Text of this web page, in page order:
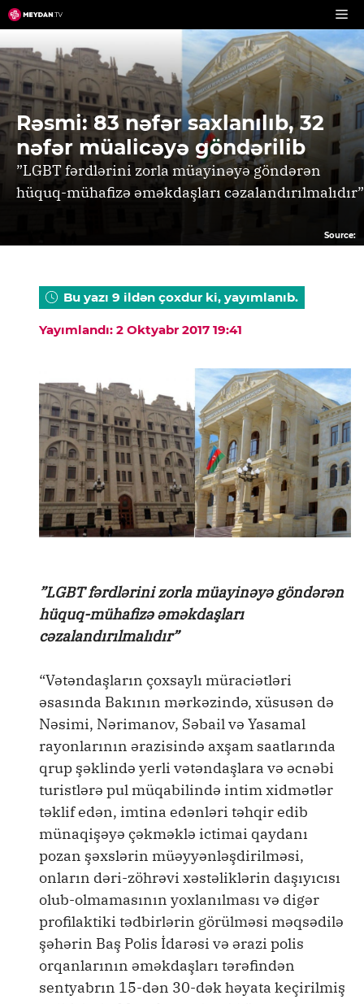
Skip
to
content
Rəsmi: 83 nəfər saxlanılıb, 32
nəfər müalicəyə göndərilib
”LGBT fərdlərini zorla müayinəyə göndərən
hüquq-mühafizə əməkdaşları cəzalandırılmalıdır”
Source:
Bu yazı 9 ildən çoxdur ki, yayımlanıb.
Yayımlandı: 2 Oktyabr 2017 19:41
”LGBT fərdlərini zorla müayinəyə göndərən
hüquq-mühafizə əməkdaşları
cəzalandırılmalıdır”
“Vətəndaşların çoxsaylı müraciətləri
əsasında Bakının mərkəzində, xüsusən də
Nəsimi, Nərimanov, Səbail və Yasamal
rayonlarının ərazisində axşam saatlarında
qrup şəklində yerli vətəndaşlara və əcnəbi
turistlərə pul müqabilində intim xidmətlər
təklif edən, imtina edənləri təhqir edib
münaqişəyə çəkməklə ictimai qaydanı
pozan şəxslərin müəyyənləşdirilməsi,
onların dəri-zöhrəvi xəstəliklərin daşıyıcısı
olub-olmamasının yoxlanılması və digər
profilaktiki tədbirlərin görülməsi məqsədilə
şəhərin Baş Polis İdarəsi və ərazi polis
orqanlarının əməkdaşları tərəfindən
sentyabrın 15-dən 30-dək həyata keçirilmiş